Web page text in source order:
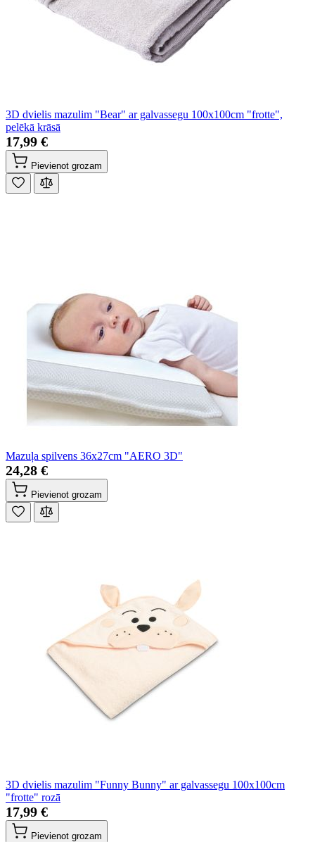
3D dvielis mazulim "Bear" ar galvassegu 100x100cm "frotte",
pelēkā krāsā
17,99 €
Pievienot grozam
Mazuļa spilvens 36x27cm "AERO 3D"
24,28 €
Pievienot grozam
3D dvielis mazulim "Funny Bunny" ar galvassegu 100x100cm
"frotte" rozā
17,99 €
Pievienot grozam